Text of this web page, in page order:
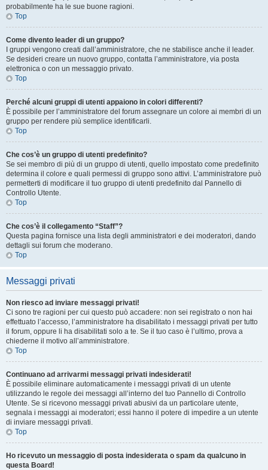
probabilmente ha le sue buone ragioni.
Top
Come divento leader di un gruppo?
I gruppi vengono creati dall’amministratore, che ne stabilisce anche il leader.
Se desideri creare un nuovo gruppo, contatta l’amministratore, via posta
elettronica o con un messaggio privato.
Top
Perché alcuni gruppi di utenti appaiono in colori differenti?
È possibile per l’amministratore del forum assegnare un colore ai membri di un
gruppo per rendere più semplice identificarli.
Top
Che cos’è un gruppo di utenti predefinito?
Se sei membro di più di un gruppo di utenti, quello impostato come predefinito
determina il colore e quali permessi di gruppo sono attivi. L’amministratore può
permetterti di modificare il tuo gruppo di utenti predefinito dal Pannello di
Controllo Utente.
Top
Che cos’è il collegamento “Staff”?
Questa pagina fornisce una lista degli amministratori e dei moderatori, dando
dettagli sui forum che moderano.
Top
Messaggi privati
Non riesco ad inviare messaggi privati!
Ci sono tre ragioni per cui questo può accadere: non sei registrato o non hai
effettuato l’accesso, l’amministratore ha disabilitato i messaggi privati per tutto
il forum, oppure li ha disabilitati solo a te. Se il tuo caso è l’ultimo, prova a
chiederne il motivo all’amministratore.
Top
Continuano ad arrivarmi messaggi privati indesiderati!
È possibile eliminare automaticamente i messaggi privati ​​di un utente
utilizzando le regole dei messaggi all’interno del tuo Pannello di Controllo
Utente. Se si ricevono messaggi privati ​​abusivi da un particolare utente,
segnala i messaggi ai moderatori; essi hanno il potere di impedire a un utente
di inviare messaggi privati​​.
Top
Ho ricevuto un messaggio di posta indesiderata o spam da qualcuno in
questa Board!